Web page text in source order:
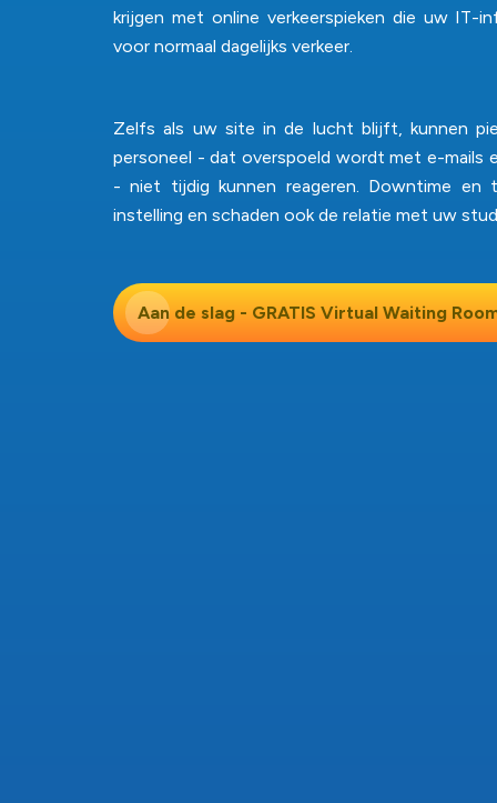
krijgen met online verkeerspieken die uw IT-
voor normaal dagelijks verkeer.
Zelfs als uw site in de lucht blijft, kunnen
personeel - dat overspoeld wordt met e-
- niet tijdig kunnen reageren. Downtime en
instelling en schaden ook de relatie met uw
Aan de slag - GRATIS Virtual Waiting